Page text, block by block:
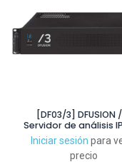
[DF03/3] DFUSION /
Servidor de análisis
canales
Iniciar sesión para
precio